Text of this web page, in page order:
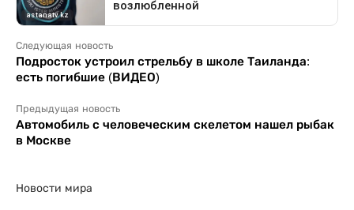
Следующая новость
Подросток устроил стрельбу в школе Таиланда:
есть погибшие (ВИДЕО)
Предыдущая новость
Автомобиль с человеческим скелетом нашел рыбак
в Москве
Новости мира